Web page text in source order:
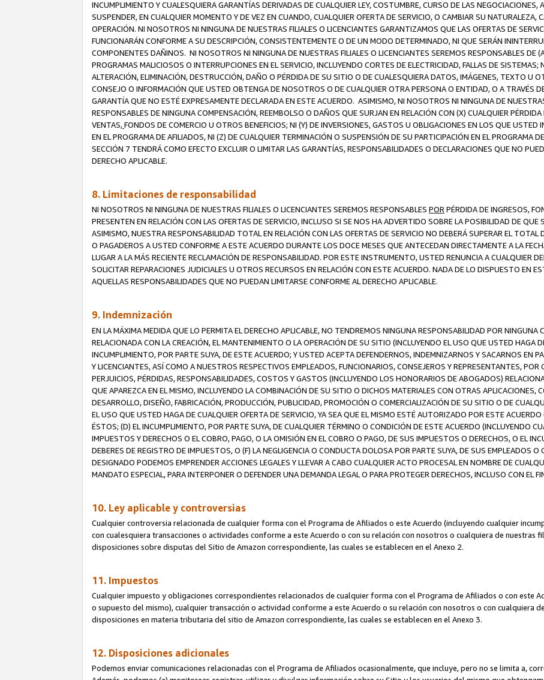
INCUMPLIMIENTO Y CUALESQUIERA GARANTÍAS DERIVADAS DE CUALQUIER LEY, COSTUMBRE, CURSO DE LAS
SUSPENDER, EN CUALQUIER MOMENTO Y DE VEZ EN CUANDO, CUALQUIER OFERTA DE SERVICIO, O CAMBIAR SU NATURALEZA,
OPERACIÓN. NI NOSOTROS NI NINGUNA DE NUESTRAS FILIALES O LICENCIANTES GARANTIZAMOS QUE LAS OFERTAS DE
FUNCIONARÁN CONFORME A SU DESCRIPCIÓN, CONSISTENTEMENTE O DE UN MODO DETERMINADO, NI QUE SERÁN
COMPONENTES DAÑINOS. NI NOSOTROS NI NINGUNA DE NUESTRAS FILIALES O LICENCIANTES SEREMOS RESPONSABLES DE
PROGRAMAS MALICIOSOS O INTERRUPCIONES EN EL SERVICIO, INCLUYENDO CORTES DE ELECTRICIDAD, FALLAS DE
ALTERACIÓN, ELIMINACIÓN, DESTRUCCIÓN, DAÑO O PÉRDIDA DE SU SITIO O DE CUALESQUIERA DATOS, IMÁGENES, TEXTO U
CONSEJO O INFORMACIÓN QUE USTED OBTENGA DE NOSOTROS O DE CUALQUIER OTRA PERSONA O ENTIDAD, O A TRAVÉS
GARANTÍA QUE NO ESTÉ EXPRESAMENTE DECLARADA EN ESTE ACUERDO. ASIMISMO, NI NOSOTROS NI NINGUNA DE
RESPONSABLES DE NINGUNA COMPENSACIÓN, REEMBOLSO O DAÑOS QUE SURJAN EN RELACIÓN CON (X) CUALQUIER PÉRDIDA
VENTAS,FONDOS DE COMERCIO U OTROS BENEFICIOS; NI (Y) DE INVERSIONES, GASTOS U OBLIGACIONES EN LOS QUE USTED
EN EL PROGRAMA DE AFILIADOS, NI (Z) DE CUALQUIER TERMINACIÓN O SUSPENSIÓN DE SU PARTICIPACIÓN EN EL PROGRAMA
SECCIÓN 7 TENDRÁ COMO EFECTO EXCLUIR O LIMITAR LAS GARANTÍAS, RESPONSABILIDADES O DECLARACIONES QUE NO
DERECHO APLICABLE.
8. Limitaciones de responsabilidad
NI NOSOTROS NI NINGUNA DE NUESTRAS FILIALES O LICENCIANTES SEREMOS RESPONSABLES PORPÉRDIDA DE INGRESOS,
PRESENTEN EN RELACIÓN CON LAS OFERTAS DE SERVICIO, INCLUSO SI SE NOS HA ADVERTIDO SOBRE LA POSIBILIDAD DE
ASIMISMO, NUESTRA RESPONSABILIDAD TOTAL EN RELACIÓN CON LAS OFERTAS DE SERVICIO NO DEBERÁ SUPERAR EL TOTAL
O PAGADEROS A USTED CONFORME A ESTE ACUERDO DURANTE LOS DOCE MESES QUE ANTECEDAN DIRECTAMENTE A LA
LUGAR A LA MÁS RECIENTE RECLAMACIÓN DE RESPONSABILIDAD. POR ESTE INSTRUMENTO, USTED RENUNCIA A CUALQUIER
SOLICITAR REPARACIONES JUDICIALES U OTROS RECURSOS EN RELACIÓN CON ESTE ACUERDO. NADA DE LO DISPUESTO EN
AQUELLAS RESPONSABILIDADES QUE NO PUEDAN LIMITARSE CONFORME AL DERECHO APLICABLE.
9. Indemnización
EN LA MÁXIMA MEDIDA QUE LO PERMITA EL DERECHO APLICABLE, NO TENDREMOS NINGUNA RESPONSABILIDAD POR NINGUNA
RELACIONADA CON LA CREACIÓN, EL MANTENIMIENTO O LA OPERACIÓN DE SU SITIO (INCLUYENDO EL USO QUE USTED HAGA
INCUMPLIMIENTO, POR PARTE SUYA, DE ESTE ACUERDO; Y USTED ACEPTA DEFENDERNOS, INDEMNIZARNOS Y SACARNOS EN
Y LICENCIANTES, ASÍ COMO A NUESTROS RESPECTIVOS EMPLEADOS, FUNCIONARIOS, CONSEJEROS Y REPRESENTANTES, POR
PERJUICIOS, PÉRDIDAS, RESPONSABILIDADES, COSTOS Y GASTOS (INCLUYENDO LOS HONORARIOS DE ABOGADOS)
QUE APAREZCA EN EL MISMO, INCLUYENDO LA COMBINACIÓN DE SU SITIO O DICHOS MATERIALES CON OTRAS APLICACIONES,
DESARROLLO, DISEÑO, FABRICACIÓN, PRODUCCIÓN, PUBLICIDAD, PROMOCIÓN O COMERCIALIZACIÓN DE SU SITIO O DE
EL USO QUE USTED HAGA DE CUALQUIER OFERTA DE SERVICIO, YA SEA QUE EL MISMO ESTÉ AUTORIZADO POR ESTE
ÉSTOS; (D) EL INCUMPLIMIENTO, POR PARTE SUYA, DE CUALQUIER TÉRMINO O CONDICIÓN DE ESTE ACUERDO (INCLUYENDO
IMPUESTOS Y DERECHOS O EL COBRO, PAGO, O LA OMISIÓN EN EL COBRO O PAGO, DE SUS IMPUESTOS O DERECHOS, O EL
DEBERES DE REGISTRO DE IMPUESTOS, O (F) LA NEGLIGENCIA O CONDUCTA DOLOSA POR PARTE SUYA, DE SUS EMPLEADOS
DESIGNADO PODEMOS EMPRENDER ACCIONES LEGALES Y LLEVAR A CABO CUALQUIER ACTO PROCESAL EN NOMBRE DE
MANDATO ESPECIAL, PARA INTERPONER O DEFENDER UNA DEMANDA LEGAL O PARA PROTEGER DERECHOS, INCLUSO CON EL
10. Ley aplicable y controversias
Cualquier controversia relacionada de cualquier forma con el Programa de Afiliados o este Acuerdo (incluyendo cualquier
con cualesquiera transacciones o actividades conforme a este Acuerdo o con su relación con nosotros o cualquiera de nuestras
disposiciones sobre disputas del Sitio de Amazon correspondiente, las cuales se establecen en el Anexo 2.
11. Impuestos
Cualquier impuesto y obligaciones correspondientes relacionados de cualquier forma con el Programa de Afiliados o con este
o supuesto del mismo), cualquier transacción o actividad conforme a este Acuerdo o su relación con nosotros o con cualquiera
disposiciones en materia tributaria del sitio de Amazon correspondiente, las cuales se establecen en el Anexo 3.
12. Disposiciones adicionales
Podemos enviar comunicaciones relacionadas con el Programa de Afiliados ocasionalmente, que incluye, pero no se limita a,